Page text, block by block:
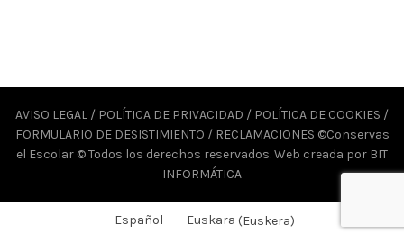
AVISO LEGAL / POLÍTICA DE PRIVACIDAD / POLÍTICA DE COOKIES /
FORMULARIO DE DESISTIMIENTO / RECLAMACIONES ©Conservas
el Escolar © Todos los derechos reservados. Web creada por BIT
INFORMÁTICA
Español Euskara (Euskera)